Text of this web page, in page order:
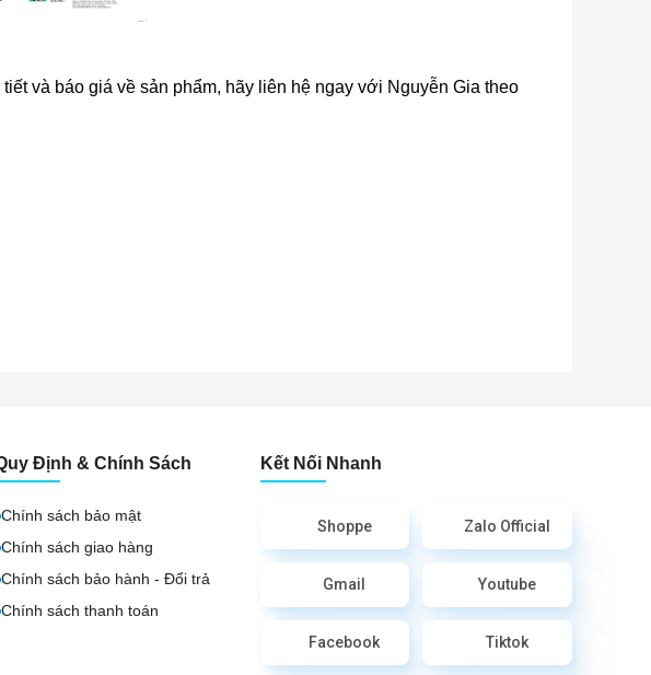
và báo giá về sản phẩm, hãy liên hệ ngay với Nguyễn Gia theo
Định & Chính Sách
Chính sách bảo mật
Chính sách giao hàng
Chính sách bảo hành - Đổi trả
Chính sách thanh toán
Kết Nối Nhanh
Shoppe Zalo Official
Gmail Youtube
Facebook Tiktok